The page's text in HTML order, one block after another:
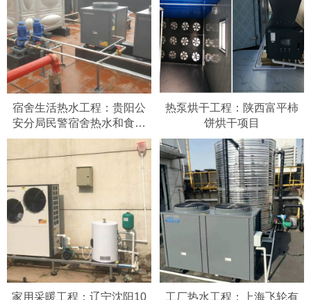
宿舍生活热水工程：贵阳公
安分局民警宿舍热水和食堂
热水工程
热泵烘干工程：陕西富平柿
饼烘干项目
家用采暖工程：辽宁沈阳10
工厂热水工程：上海飞轮有